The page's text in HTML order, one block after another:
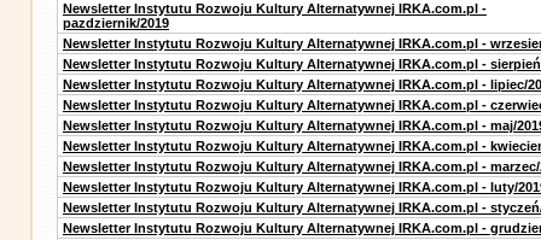
Newsletter Instytutu Rozwoju Kultury Alternatywnej IRKA.com.pl -
pazdziernik/2019
Newsletter Instytutu Rozwoju Kultury Alternatywnej IRKA.com.pl -
Newsletter Instytutu Rozwoju Kultury Alternatywnej IRKA.com.pl -
Newsletter Instytutu Rozwoju Kultury Alternatywnej IRKA.com.pl - lipiec/
Newsletter Instytutu Rozwoju Kultury Alternatywnej IRKA.com.pl -
Newsletter Instytutu Rozwoju Kultury Alternatywnej IRKA.com.pl - maj/
Newsletter Instytutu Rozwoju Kultury Alternatywnej IRKA.com.pl -
Newsletter Instytutu Rozwoju Kultury Alternatywnej IRKA.com.pl - marzec/
Newsletter Instytutu Rozwoju Kultury Alternatywnej IRKA.com.pl - luty/
Newsletter Instytutu Rozwoju Kultury Alternatywnej IRKA.com.pl -
Newsletter Instytutu Rozwoju Kultury Alternatywnej IRKA.com.pl -